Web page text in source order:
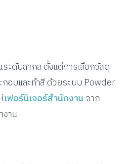
ะดับสากล ตั้งแต่การเลือกวัสดุ
กอบและทำสี ด้วยระบบ Powder
เฟอร์นิเจอร์สำนักงานจาก
งาน